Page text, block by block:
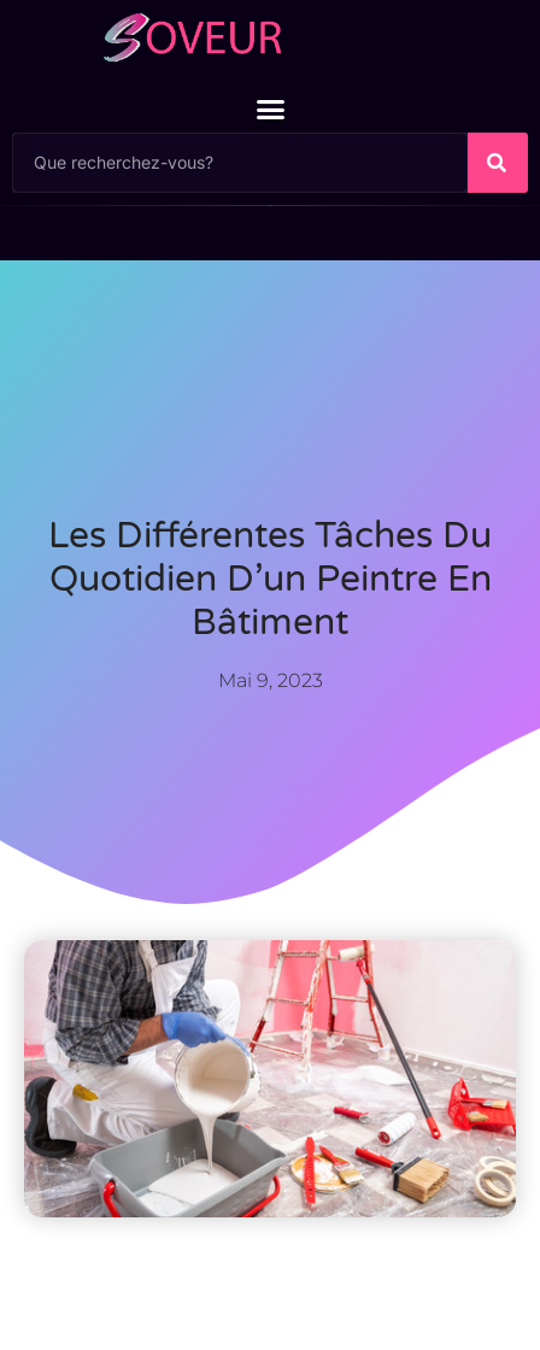
Les Différentes Tâches Du
Quotidien D’un Peintre En
Bâtiment
Mai 9, 2023